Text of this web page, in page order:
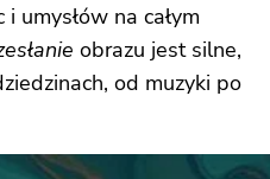
umysłów na całym
obrazu jest silne,
od muzyki po